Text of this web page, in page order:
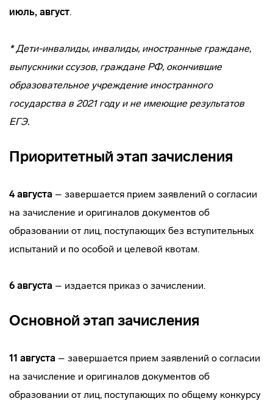
июль, август.
*Дети-инвалиды, инвалиды, иностранные граждане,
выпускники ссузов, граждане РФ, окончившие
образовательное учреждение иностранного
государства в 2021 году и не имеющие результатов
ЕГЭ.
Приоритетный этап зачисления
4 августа – завершается прием заявлений о согласии
на зачисление и оригиналов документов об
образовании от лиц, поступающих без вступительных
испытаний и по особой и целевой квотам.
6 августа – издается приказ о зачислении.
Основной этап зачисления
11 августа – завершается прием заявлений о согласии
на зачисление и оригиналов документов об
образовании от лиц, поступающих по общему конкурсу